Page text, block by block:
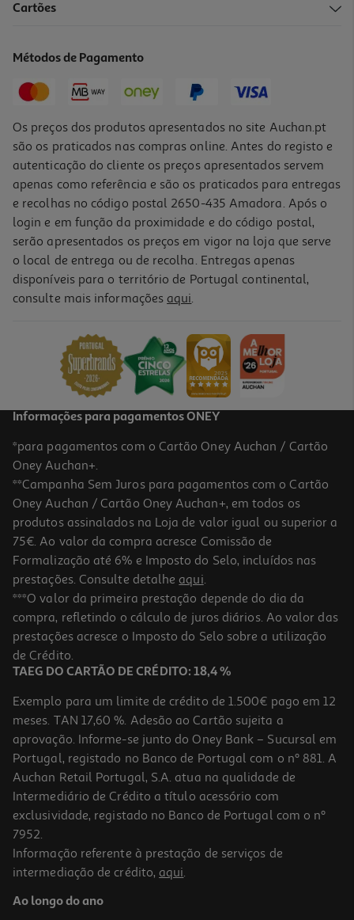
Cartões
Métodos de Pagamento
Os preços dos produtos apresentados no site Auchan.pt
são os praticados nas compras online. Antes do registo e
autenticação do cliente os preços apresentados servem
apenas como referência e são os praticados para entregas
e recolhas no código postal 2650-435 Amadora. Após o
login e em função da proximidade e do código postal,
serão apresentados os preços em vigor na loja que serve
o local de entrega ou de recolha. Entregas apenas
disponíveis para o território de Portugal continental,
consulte mais informações aqui.
Informações para pagamentos ONEY
*para pagamentos com o Cartão Oney Auchan / Cartão
Oney Auchan+.
**Campanha Sem Juros para pagamentos com o Cartão
Oney Auchan / Cartão Oney Auchan+, em todos os
produtos assinalados na Loja de valor igual ou superior a
75€. Ao valor da compra acresce Comissão de
Formalização até 6% e Imposto do Selo, incluídos nas
prestações. Consulte detalhe aqui.
***O valor da primeira prestação depende do dia da
compra, refletindo o cálculo de juros diários. Ao valor das
prestações acresce o Imposto do Selo sobre a utilização
de Crédito.
TAEG DO CARTÃO DE CRÉDITO: 18,4 %
Exemplo para um limite de crédito de 1.500€ pago em 12
meses. TAN 17,60 %. Adesão ao Cartão sujeita a
aprovação. Informe-se junto do Oney Bank – Sucursal em
Portugal, registado no Banco de Portugal com o nº 881. A
Auchan Retail Portugal, S.A. atua na qualidade de
Intermediário de Crédito a título acessório com
exclusividade, registado no Banco de Portugal com o nº
7952.
Informação referente à prestação de serviços de
intermediação de crédito, aqui.
Ao longo do ano